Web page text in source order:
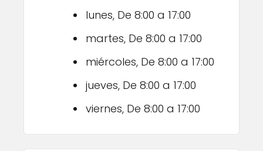
lunes, De 8:00 a 17:00
martes, De 8:00 a 17:00
miércoles, De 8:00 a 17:00
jueves, De 8:00 a 17:00
viernes, De 8:00 a 17:00